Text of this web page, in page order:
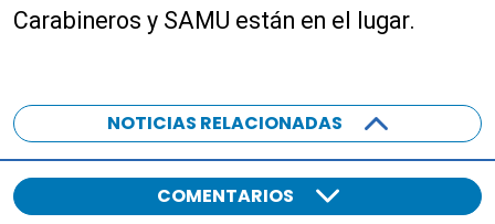
Carabineros y SAMU están en el lugar.
NOTICIAS RELACIONADAS
COMENTARIOS